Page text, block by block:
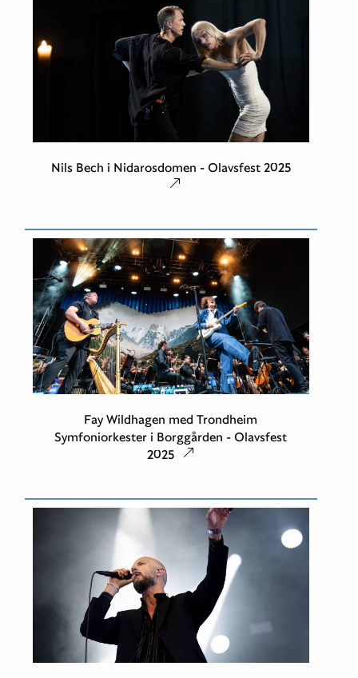
Nils Bech i Nidarosdomen - Olavsfest 2025
Fay Wildhagen med Trondheim
Symfoniorkester i Borggården - Olavsfest
2025